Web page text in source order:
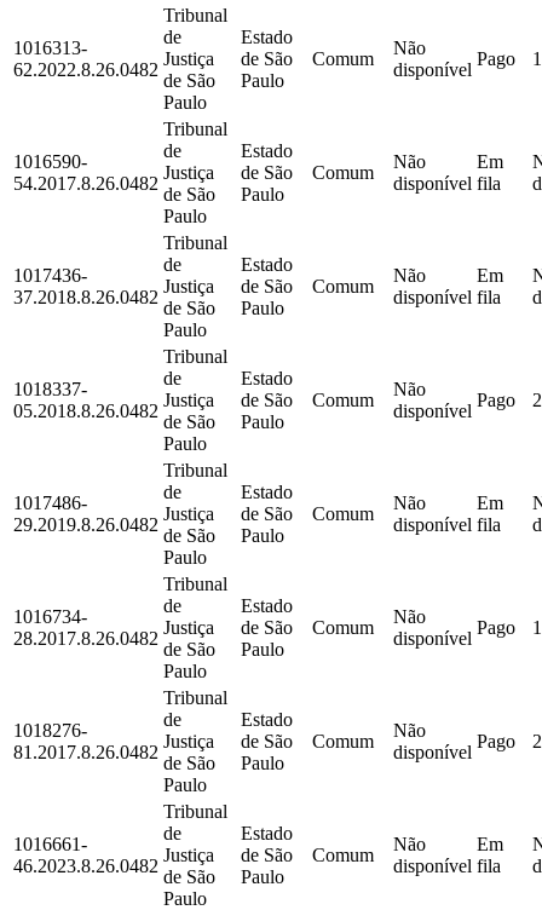
1016313-
62.2022.8.26.0482
Tribunal
de
Justiça
de São
Paulo
Estado
de São
Paulo
Comum
Não
disponível
Pago
1016590-
54.2017.8.26.0482
Tribunal
de
Justiça
de São
Paulo
Estado
de São
Paulo
Comum
Não
disponível
Em
fila
1017436-
37.2018.8.26.0482
Tribunal
de
Justiça
de São
Paulo
Estado
de São
Paulo
Comum
Não
disponível
Em
fila
1018337-
05.2018.8.26.0482
Tribunal
de
Justiça
de São
Paulo
Estado
de São
Paulo
Comum
Não
disponível
Pago
1017486-
29.2019.8.26.0482
Tribunal
de
Justiça
de São
Paulo
Estado
de São
Paulo
Comum
Não
disponível
Em
fila
1016734-
28.2017.8.26.0482
Tribunal
de
Justiça
de São
Paulo
Estado
de São
Paulo
Comum
Não
disponível
Pago
1018276-
81.2017.8.26.0482
Tribunal
de
Justiça
de São
Paulo
Estado
de São
Paulo
Comum
Não
disponível
Pago
1016661-
46.2023.8.26.0482
Tribunal
de
Justiça
de São
Paulo
Estado
de São
Paulo
Comum
Não
disponível
Em
fila